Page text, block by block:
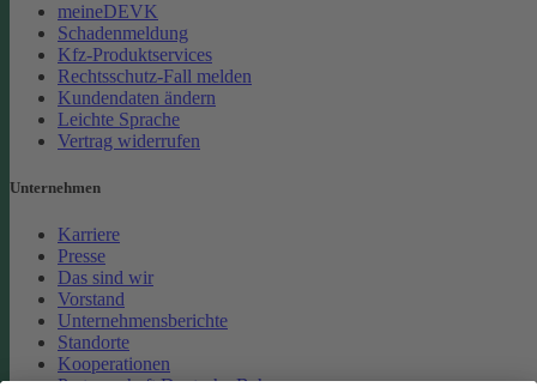
meineDEVK
Schadenmeldung
Kfz-Produktservices
Rechtsschutz-Fall melden
Kundendaten ändern
Leichte Sprache
Vertrag widerrufen
Unternehmen
Karriere
Presse
Das sind wir
Vorstand
Unternehmensberichte
Standorte
Kooperationen